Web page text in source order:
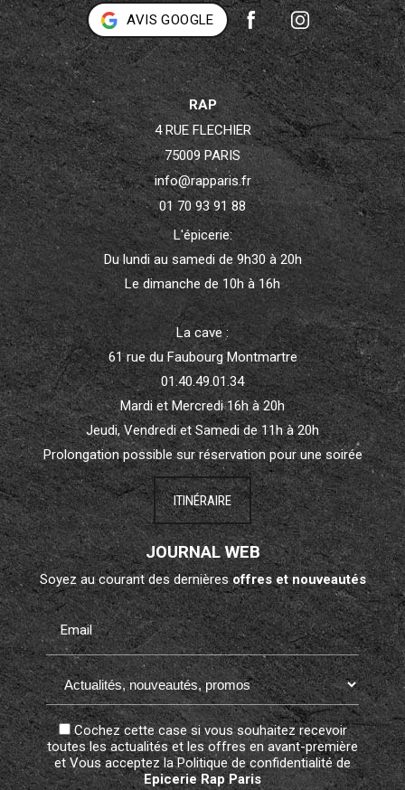
AVIS GOOGLE
RAP
4 RUE FLECHIER
75009 PARIS
info@rapparis.fr
01 70 93 91 88
L'épicerie:
Du lundi au samedi de 9h30 à 20h
Le dimanche de 10h à 16h
La cave :
61 rue du Faubourg Montmartre
01.40.49.01.34
Mardi et Mercredi 16h à 20h
Jeudi, Vendredi et Samedi de 11h à 20h
Prolongation possible sur réservation pour une soirée
ITINÉRAIRE
JOURNAL WEB
Soyez au courant des dernièresoffres et nouveautés
Email
Cochez cette case si vous souhaitez recevoir
toutes les actualités et les offres en avant-première
et Vous acceptez laPolitique de confidentialitéde
Epicerie Rap Paris